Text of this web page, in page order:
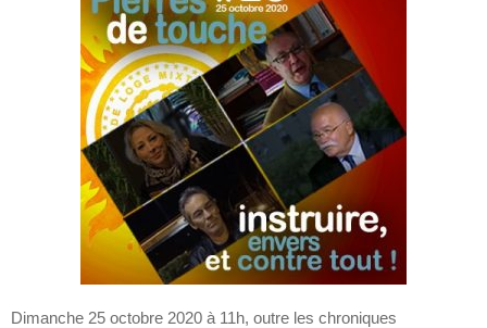
Dimanche 25 octobre 2020 à 11h, outre les chroniques